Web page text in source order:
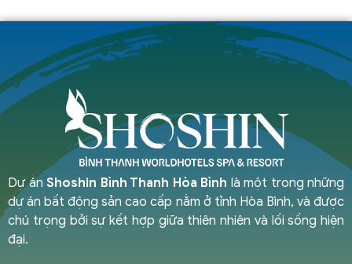
Dự án Shoshin Bình Thanh Hòa Bình là một trong những
dự án bất động sản cao cấp nằm ở tỉnh Hòa Bình, và được
chú trọng bởi sự kết hợp giữa thiên nhiên và lối sống hiện
đại.